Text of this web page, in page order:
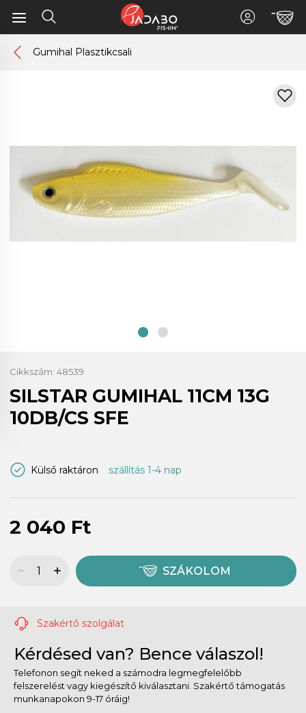
Gumihal Plasztikcsali
Cikkszám: 48539
SILSTAR GUMIHAL 11CM 13G
10DB/CS SFE
Külső raktáron szállítás 1-4 nap
2 040 Ft
SZÁKOLOM
Szakértő szolgálat
Kérdésed van? Bence válaszol!
Telefonon segít neked a számodra legmegfelelőbb
felszerelést vagy kiegészítő kiválasztani. Szakértő támogatás
munkanapokon 9-17 óráig!